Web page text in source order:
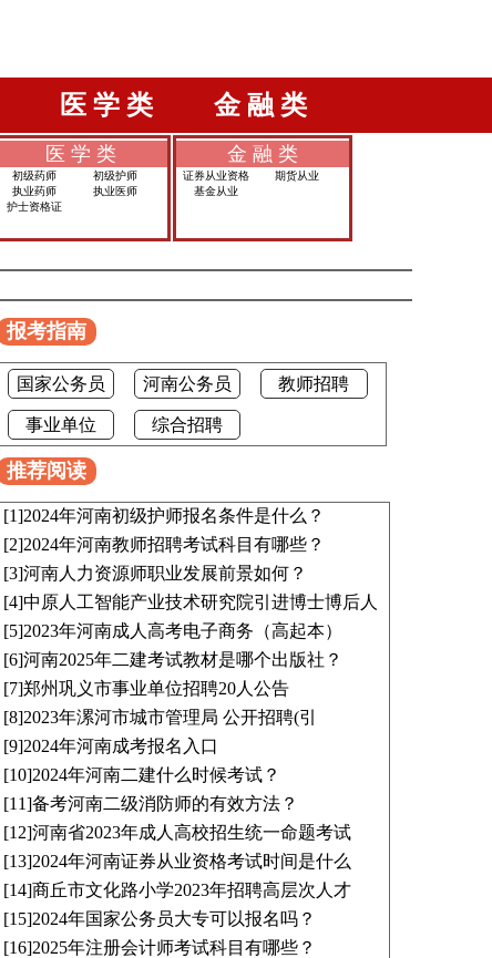
医 学 类 金 融 类
医 学 类
初级药师
初级护师
执业药师
执业医师
护士资格证
金 融 类
证券从业资格
期货从业
基金从业
报考指南
国家公务员 河南公务员 教师招聘
事业单位 综合招聘
推荐阅读
[1]2024年河南初级护师报名条件是什么？
[2]2024年河南教师招聘考试科目有哪些？
[3]河南人力资源师职业发展前景如何？
[4]中原人工智能产业技术研究院引进博士博后人
[5]2023年河南成人高考电子商务（高起本）
[6]河南2025年二建考试教材是哪个出版社？
[7]郑州巩义市事业单位招聘20人公告
[8]2023年漯河市城市管理局 公开招聘(引
[9]2024年河南成考报名入口
[10]2024年河南二建什么时候考试？
[11]备考河南二级消防师的有效方法？
[12]河南省2023年成人高校招生统一命题考试
[13]2024年河南证券从业资格考试时间是什么
[14]商丘市文化路小学2023年招聘高层次人才
[15]2024年国家公务员大专可以报名吗？
[16]2025年注册会计师考试科目有哪些？